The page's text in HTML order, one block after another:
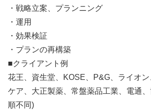
・戦略立案、プランニング
・運用
・効果検証
・プランの再構築
■クライアント例
花王、資生堂、KOSE、P&G、ライオ
ケア、大正製薬、常盤薬品工業、電通、
順不同)